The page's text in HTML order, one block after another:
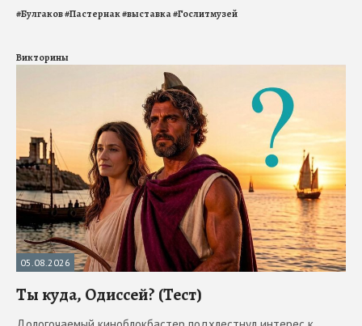
#Булгаков#Пастернак#выставка#Гослитмузей
Викторины
05.08.2026
Ты куда, Одиссей? (Тест)